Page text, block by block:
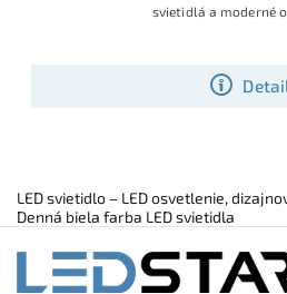
svietidlá a moderné
LED svietidlo – LED osvetlenie,
Denná biela farba LED svietidla